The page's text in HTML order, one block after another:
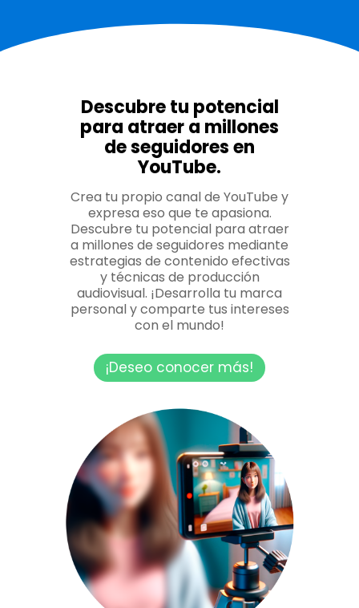
Descubre tu potencial
para atraer a millones
de seguidores en
YouTube.
Crea tu propio canal de YouTube y
expresa eso que te apasiona.
Descubre tu potencial para atraer
a millones de seguidores mediante
estrategias de contenido efectivas
y técnicas de producción
audiovisual. ¡Desarrolla tu marca
personal y comparte tus intereses
con el mundo!
¡Deseo conocer más!